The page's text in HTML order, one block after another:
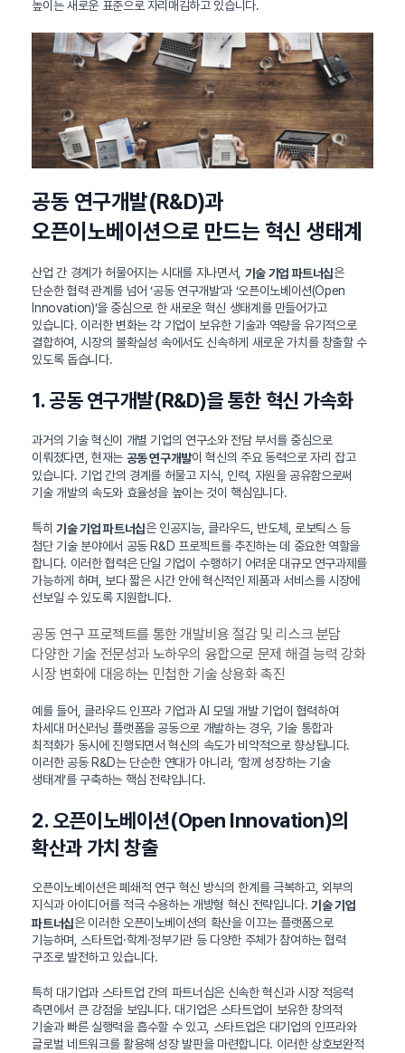
높이는 새로운 표준으로 자리매김하고 있습니다.
공동 연구개발(R&D)과
오픈이노베이션으로 만드는 혁신 생태계
산업 간 경계가 허물어지는 시대를 지나면서, 기술 기업 파트너십은
단순한 협력 관계를 넘어 ‘공동 연구개발’과 ‘오픈이노베이션(Open
Innovation)’을 중심으로 한 새로운 혁신 생태계를 만들어가고
있습니다. 이러한 변화는 각 기업이 보유한 기술과 역량을 유기적으로
결합하여, 시장의 불확실성 속에서도 신속하게 새로운 가치를 창출할 수
있도록 돕습니다.
1. 공동 연구개발(R&D)을 통한 혁신 가속화
과거의 기술 혁신이 개별 기업의 연구소와 전담 부서를 중심으로
이뤄졌다면, 현재는 공동 연구개발이 혁신의 주요 동력으로 자리 잡고
있습니다. 기업 간의 경계를 허물고 지식, 인력, 자원을 공유함으로써
기술 개발의 속도와 효율성을 높이는 것이 핵심입니다.
특히기술 기업 파트너십은 인공지능, 클라우드, 반도체, 로보틱스 등
첨단 기술 분야에서 공동 R&D 프로젝트를 추진하는 데 중요한 역할을
합니다. 이러한 협력은 단일 기업이 수행하기 어려운 대규모 연구과제를
가능하게 하며, 보다 짧은 시간 안에 혁신적인 제품과 서비스를 시장에
선보일 수 있도록 지원합니다.
공동 연구 프로젝트를 통한 개발비용 절감 및 리스크 분담
다양한 기술 전문성과 노하우의 융합으로 문제 해결 능력 강화
시장 변화에 대응하는 민첩한 기술 상용화 촉진
예를 들어, 클라우드 인프라 기업과 AI 모델 개발 기업이 협력하여
차세대 머신러닝 플랫폼을 공동으로 개발하는 경우, 기술 통합과
최적화가 동시에 진행되면서 혁신의 속도가 비약적으로 향상됩니다.
이러한 공동 R&D는 단순한 연대가 아니라, ‘함께 성장하는 기술
생태계’를 구축하는 핵심 전략입니다.
2. 오픈이노베이션(Open Innovation)의
확산과 가치 창출
오픈이노베이션은 폐쇄적 연구 혁신 방식의 한계를 극복하고, 외부의
지식과 아이디어를 적극 수용하는 개방형 혁신 전략입니다.기술 기업
파트너십은 이러한 오픈이노베이션의 확산을 이끄는 플랫폼으로
기능하며, 스타트업·학계·정부기관 등 다양한 주체가 참여하는 협력
구조로 발전하고 있습니다.
특히 대기업과 스타트업 간의 파트너십은 신속한 혁신과 시장 적응력
측면에서 큰 강점을 보입니다. 대기업은 스타트업이 보유한 창의적
기술과 빠른 실행력을 흡수할 수 있고, 스타트업은 대기업의 인프라와
글로벌 네트워크를 활용해 성장 발판을 마련합니다. 이러한 상호보완적